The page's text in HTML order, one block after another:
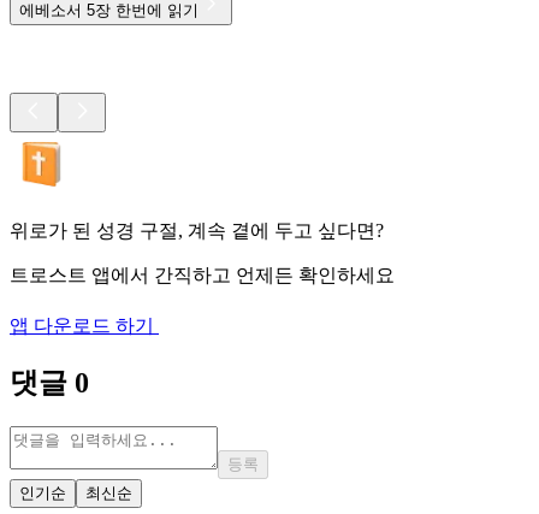
에베소서 5장 한번에 읽기
위로가 된 성경 구절, 계속 곁에 두고 싶다면?
트로스트 앱에서 간직하고 언제든 확인하세요
앱 다운로드 하기
댓글 0
등록
인기순
최신순